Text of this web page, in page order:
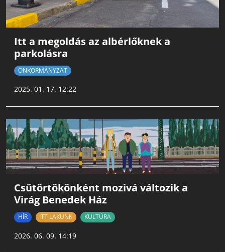
Itt a megoldás az albérlőknek a
parkolásra
ÖNKORMÁNYZAT
2025. 01. 17. 12:22
Csütörtökönként mozivá változik a
Virág Benedek Ház
HÍR ITT LAKUNK KULTÚRA
2026. 06. 09. 14:19